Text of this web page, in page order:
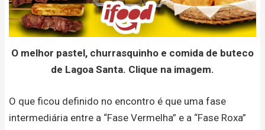
O melhor pastel, churrasquinho e comida de buteco
de Lagoa Santa. Clique na imagem.
O que ficou definido no encontro é que uma fase
intermediária entre a “Fase Vermelha” e a “Fase Roxa”